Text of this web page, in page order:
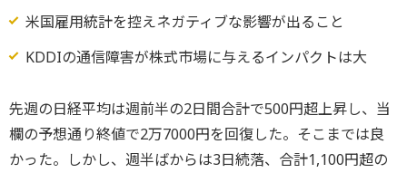
米国雇用統計を控えネガティブな影響が出ること
KDDIの通信障害が株式市場に与えるインパクトは大
先週の日経平均は週前半の2日間合計で500円超上昇し、当
欄の予想通り終値で2万7000円を回復した。そこまでは良
かった。しかし、週半ばからは3日続落、合計1,100円超の